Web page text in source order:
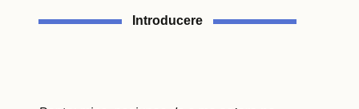
Introducere